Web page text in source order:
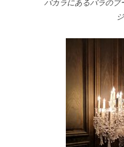
バカラにあるバラのブ